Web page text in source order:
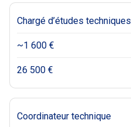
Chargé d’études techniques
~1 600 €
26 500 €
Coordinateur technique